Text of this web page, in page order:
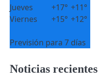
Jueves
+17° +11°
Viernes
+15° +12°
Previsión para 7 días
Noticias recientes